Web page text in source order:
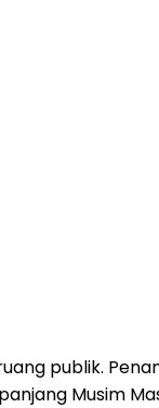
publik.
Musim